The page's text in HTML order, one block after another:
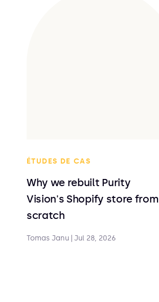
ÉTUDES DE CAS
Why we rebuilt Purity
Vision's Shopify store from
scratch
Tomas Janu Jul 28, 2026